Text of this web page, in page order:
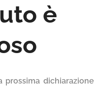
è
dichiarazione